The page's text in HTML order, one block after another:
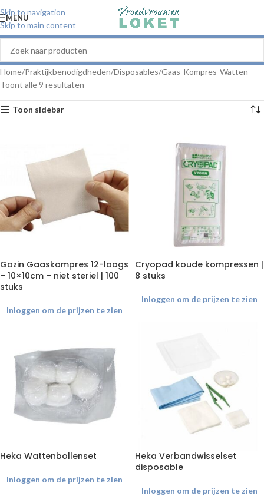
Skip to navigation
Skip to main content
MENU
Home Praktijkbenodigdheden Disposables Gaas-Kompres-Watten
Toont alle 9 resultaten
Toon sidebar
Gazin Gaaskompres 12-laags
– 10×10cm – niet steriel | 100
stuks
Inloggen om de prijzen te zien
Cryopad koude kompressen |
8 stuks
Inloggen om de prijzen te zien
Heka Wattenbollenset
Inloggen om de prijzen te zien
Heka Verbandwisselset
disposable
Inloggen om de prijzen te zien